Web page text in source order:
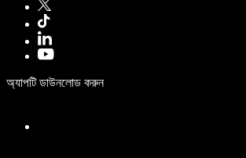
অ্যাপটি ডাউনলোড করুন